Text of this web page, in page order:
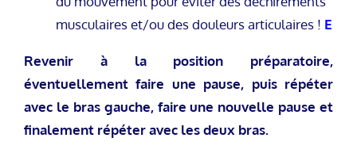
musculaires et/ou des douleurs articulaires ! E
Revenir à la position préparatoire,
éventuellement faire une pause, puis répéter
avec le bras gauche, faire une nouvelle pause et
finalement répéter avec les deux bras.